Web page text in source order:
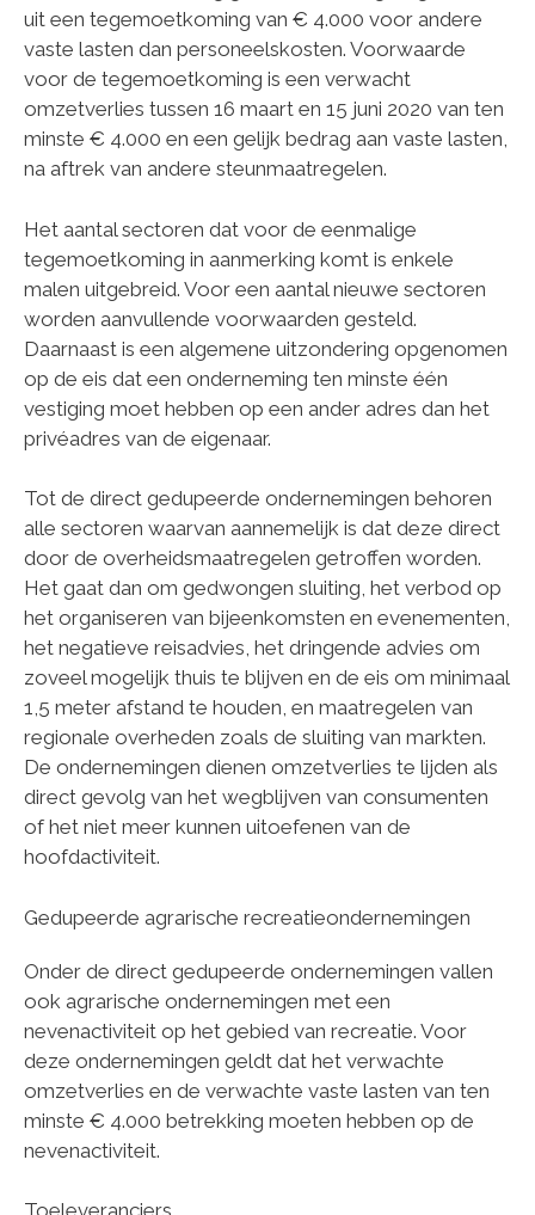
uit een tegemoetkoming van € 4.000 voor andere
vaste lasten dan personeelskosten. Voorwaarde
voor de tegemoetkoming is een verwacht
omzetverlies tussen 16 maart en 15 juni 2020 van ten
minste € 4.000 en een gelijk bedrag aan vaste lasten,
na aftrek van andere steunmaatregelen.
Het aantal sectoren dat voor de eenmalige
tegemoetkoming in aanmerking komt is enkele
malen uitgebreid. Voor een aantal nieuwe sectoren
worden aanvullende voorwaarden gesteld.
Daarnaast is een algemene uitzondering opgenomen
op de eis dat een onderneming ten minste één
vestiging moet hebben op een ander adres dan het
privéadres van de eigenaar.
Tot de direct gedupeerde ondernemingen behoren
alle sectoren waarvan aannemelijk is dat deze direct
door de overheidsmaatregelen getroffen worden.
Het gaat dan om gedwongen sluiting, het verbod op
het organiseren van bijeenkomsten en evenementen,
het negatieve reisadvies, het dringende advies om
zoveel mogelijk thuis te blijven en de eis om minimaal
1,5 meter afstand te houden, en maatregelen van
regionale overheden zoals de sluiting van markten.
De ondernemingen dienen omzetverlies te lijden als
direct gevolg van het wegblijven van consumenten
of het niet meer kunnen uitoefenen van de
hoofdactiviteit.
Gedupeerde agrarische recreatieondernemingen
Onder de direct gedupeerde ondernemingen vallen
ook agrarische ondernemingen met een
nevenactiviteit op het gebied van recreatie. Voor
deze ondernemingen geldt dat het verwachte
omzetverlies en de verwachte vaste lasten van ten
minste € 4.000 betrekking moeten hebben op de
nevenactiviteit.